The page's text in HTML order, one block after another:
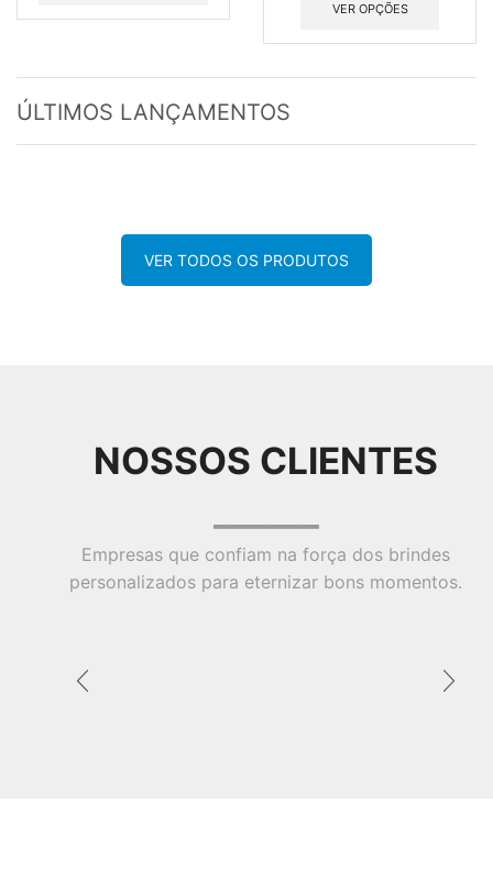
VER OPÇÕES
ÚLTIMOS LANÇAMENTOS
VER TODOS OS PRODUTOS
NOSSOS CLIENTES
Empresas que confiam na força dos brindes
personalizados para eternizar bons momentos.